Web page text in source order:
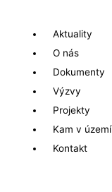
Aktuality
O nás
Dokumenty
Výzvy
Projekty
Kam v území
Kontakt